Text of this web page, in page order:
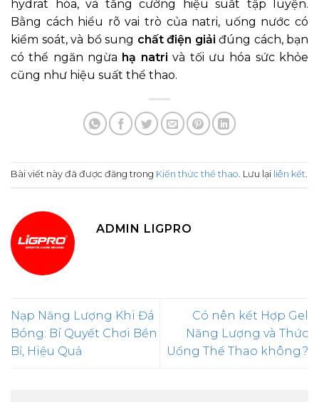
hydrat hóa, và tăng cường hiệu suất tập luyện.
Bằng cách hiểu rõ vai trò của natri, uống nước có
kiểm soát, và bổ sung chất điện giải đúng cách, bạn
có thể ngăn ngừa hạ natri và tối ưu hóa sức khỏe
cũng như hiệu suất thể thao.
Bài viết này đã được đăng trong Kiến thức thể thao. Lưu lại liên kết.
ADMIN LIGPRO
Nạp Năng Lượng Khi Đá
Bóng: Bí Quyết Chơi Bền
Bỉ, Hiệu Quả
Có nên kết Hợp Gel
Năng Lượng và Thức
Uống Thể Thao không?